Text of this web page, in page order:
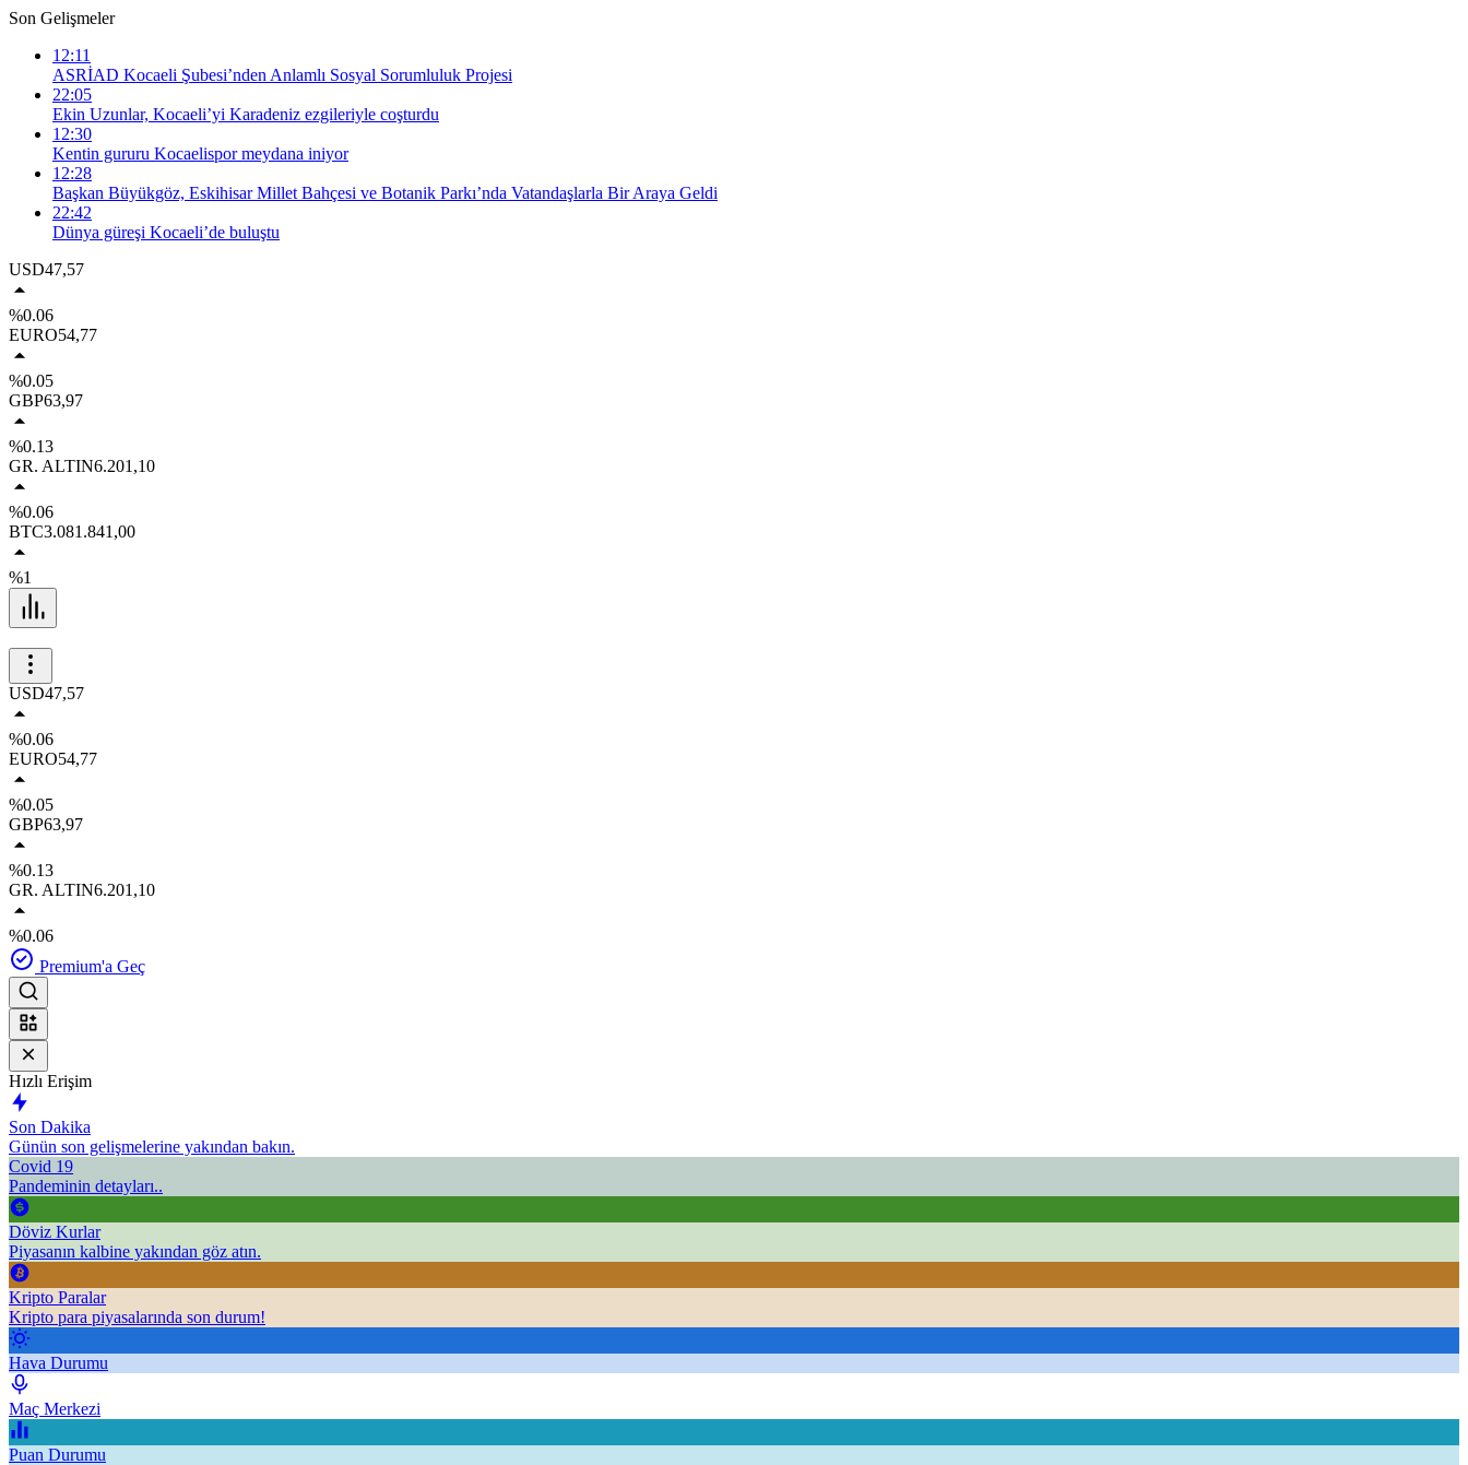
Son Gelişmeler
12:11
ASRİAD Kocaeli Şubesi’nden Anlamlı Sosyal Sorumluluk Projesi
22:05
Ekin Uzunlar, Kocaeli’yi Karadeniz ezgileriyle coşturdu
12:30
Kentin gururu Kocaelispor meydana iniyor
12:28
Başkan Büyükgöz, Eskihisar Millet Bahçesi ve Botanik Parkı’nda Vatandaşlarla Bir Araya Geldi
22:42
Dünya güreşi Kocaeli’de buluştu
USD47,57
%0.06
EURO54,77
%0.05
GBP63,97
%0.13
GR. ALTIN6.201,10
%0.06
BTC3.081.841,00
%1
USD47,57
%0.06
EURO54,77
%0.05
GBP63,97
%0.13
GR. ALTIN6.201,10
%0.06
Premium'a Geç
Hızlı Erişim
Son Dakika
Günün son gelişmelerine yakından bakın.
Covid 19
Pandeminin detayları..
Döviz Kurlar
Piyasanın kalbine yakından göz atın.
Kripto Paralar
Kripto para piyasalarında son durum!
Hava Durumu
Maç Merkezi
Puan Durumu